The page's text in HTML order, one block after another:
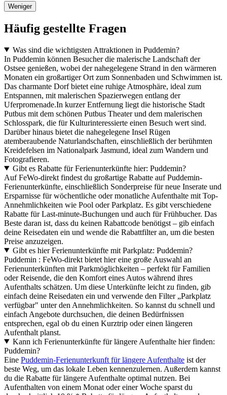
Weniger
Häufig gestellte Fragen
Was sind die wichtigsten Attraktionen in Puddemin?
In Puddemin können Besucher die malerische Landschaft der
Ostsee genießen, wobei der nahegelegene Strand in den wärmeren
Monaten ein großartiger Ort zum Sonnenbaden und Schwimmen ist.
Das charmante Dorf bietet eine ruhige Atmosphäre, ideal zum
Entspannen, mit malerischen Spazierwegen entlang der
Uferpromenade.In kurzer Entfernung liegt die historische Stadt
Putbus mit dem schönen Putbus Theater und dem malerischen
Schlosspark, die für Kulturinteressierte einen Besuch wert sind.
Darüber hinaus bietet die nahegelegene Insel Rügen
atemberaubende Naturlandschaften, einschließlich der berühmten
Kreidefelsen im Nationalpark Jasmund, ideal zum Wandern und
Fotografieren.
Gibt es Rabatte für Ferienunterkünfte hier: Puddemin?
Auf FeWo-direkt findest du großartige Rabatte auf Puddemin-
Ferienunterkünfte, einschließlich Sonderpreise für neue Inserate und
Ersparnisse für wöchentliche oder monatliche Aufenthalte mit Top-
Annehmlichkeiten wie Pool oder Parkplatz. Es gibt verschiedene
Rabatte für Last-minute-Buchungen und auch für Frühbucher. Das
Beste daran ist, dass du keinen Rabattcode benötigst – gib einfach
deine Reisedaten ein und wende die Rabattfilter an, um die besten
Preise anzuzeigen.
Gibt es hier Ferienunterkünfte mit Parkplatz: Puddemin?
Puddemin : FeWo-direkt bietet hier eine große Auswahl an
Ferienunterkünften mit Parkmöglichkeiten – perfekt für Familien
oder Reisende, die den Komfort eines Autos während ihres
Aufenthalts schätzen. Um diese Unterkünfte leicht zu finden, gib
einfach deine Reisedaten ein und verwende den Filter „Parkplatz
verfügbar" unter den Annehmlichkeiten. So kannst du schnell und
einfach Angebote durchsuchen, die deinen Bedürfnissen
entsprechen, egal ob du einen Kurztrip oder einen längeren
Aufenthalt planst.
Kann ich Ferienunterkünfte für längere Aufenthalte hier finden:
Puddemin?
Eine Puddemin-Ferienunterkunft für längere Aufenthalte ist der
beste Weg, um das lokale Leben kennenzulernen. Außerdem kannst
du die Rabatte für längere Aufenthalte optimal nutzen. Bei
Aufenthalten von einem Monat oder einer Woche sparst du